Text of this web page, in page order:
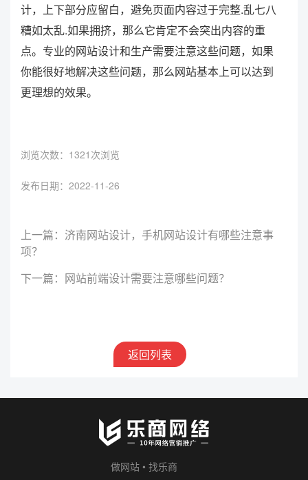
计，上下部分应留白，避免页面内容过于完整.乱七八
糟如太乱.如果拥挤，那么它肯定不会突出内容的重
点。专业的网站设计和生产需要注意这些问题，如果
你能很好地解决这些问题，那么网站基本上可以达到
更理想的效果。
浏览次数： 1321次浏览
发布日期：2022-11-26
上一篇：济南网站设计，手机网站设计有哪些注意事
项？
下一篇：网站前端设计需要注意哪些问题？
返回列表
做网站 • 找乐商